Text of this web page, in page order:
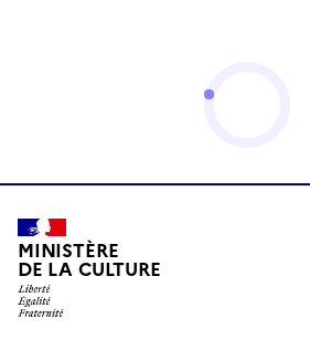
MINISTÈRE
DE LA CULTURE